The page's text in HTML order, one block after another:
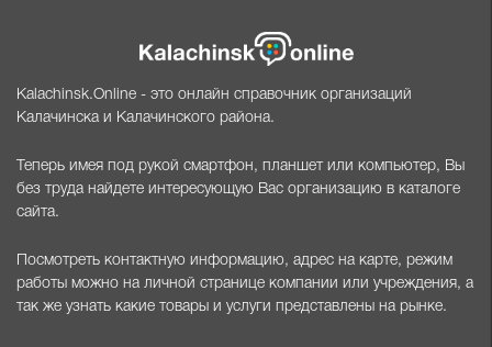
Kalachinsk.Online - это онлайн справочник организаций
Калачинска и Калачинского района.
Теперь имея под рукой смартфон, планшет или компьютер, Вы
без труда найдете интересующую Вас организацию в каталоге
сайта.
Посмотреть контактную информацию, адрес на карте, режим
работы можно на личной странице компании или учреждения, а
так же узнать какие товары и услуги представлены на рынке.